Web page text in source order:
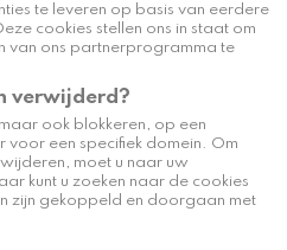
te leveren op basis van eerdere
cookies stellen ons in staat om
van ons partnerprogramma te
verwijderd?
ook blokkeren, op een
voor een specifiek domein. Om
moet u naar uw
kunt u zoeken naar de cookies
zijn gekoppeld en doorgaan met